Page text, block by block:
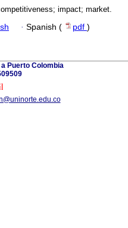
impact; market.
· Spanish ( pdf )
Puerto Colombia